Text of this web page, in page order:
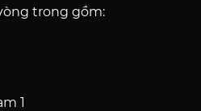
trong gồm:
1